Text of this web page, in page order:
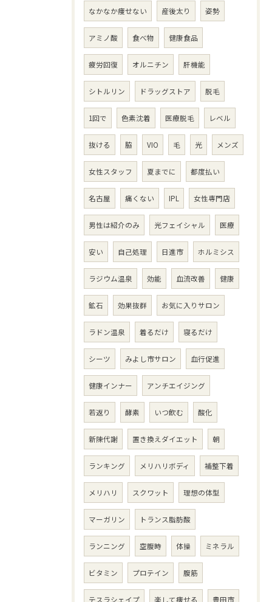
なかなか痩せない 産後太り 姿勢
アミノ酸 食べ物 健康食品
疲労回復 オルニチン 肝機能
シトルリン ドラッグストア 脱毛
1回で 色素沈着 医療脱毛 レベル
抜ける 脇 VIO 毛 光 メンズ
女性スタッフ 夏までに 都度払い
名古屋 痛くない IPL 女性専門店
男性は紹介のみ 光フェイシャル 医療
安い 自己処理 日進市 ホルミシス
ラジウム温泉 効能 血流改善 健康
鉱石 効果抜群 お気に入りサロン
ラドン温泉 着るだけ 寝るだけ
シーツ みよし市サロン 血行促進
健康インナー アンチエイジング
若返り 酵素 いつ飲む 酸化
新陳代謝 置き換えダイエット 朝
ランキング メリハリボディ 補整下着
メリハリ スクワット 理想の体型
マーガリン トランス脂肪酸
ランニング 空腹時 体操 ミネラル
ビタミン プロテイン 腹筋
テスラシェイプ 楽して痩せる 豊田市